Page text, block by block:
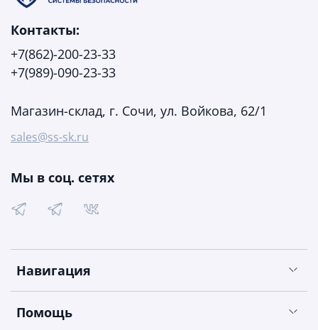
Навигация
Помощь
Контакты:
+7(862)-200-23-33
+7(989)-090-23-33
Магазин-склад, г. Сочи, ул. Войкова, 62/1
sales@ss-sk.ru
Мы в соц. сетях